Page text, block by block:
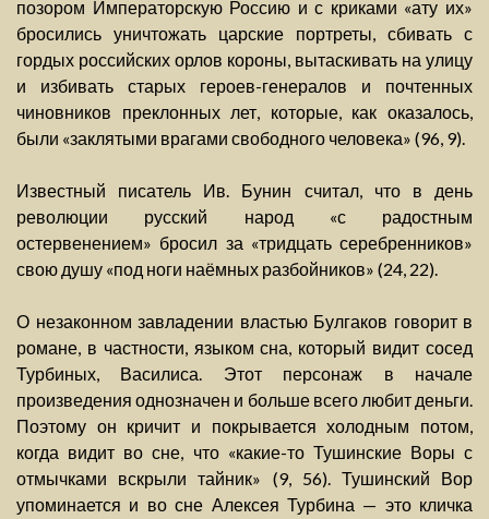
позором Императорскую Россию и с криками «ату их»
бросились уничтожать царские портреты, сбивать с
гордых российских орлов короны, вытаскивать на улицу
и избивать старых героев-генералов и почтенных
чиновников преклонных лет, которые, как оказалось,
были «заклятыми врагами свободного человека» (96, 9).
Известный писатель Ив. Бунин считал, что в день
революции русский народ «с радостным
остервенением» бросил за «тридцать серебренников»
свою душу «под ноги наёмных разбойников» (24, 22).
О незаконном завладении властью Булгаков говорит в
романе, в частности, языком сна, который видит сосед
Турбиных, Василиса. Этот персонаж в начале
произведения однозначен и больше всего любит деньги.
Поэтому он кричит и покрывается холодным потом,
когда видит во сне, что «какие-то Тушинские Воры с
отмычками вскрыли тайник» (9, 56). Тушинский Вор
упоминается и во сне Алексея Турбина — это кличка